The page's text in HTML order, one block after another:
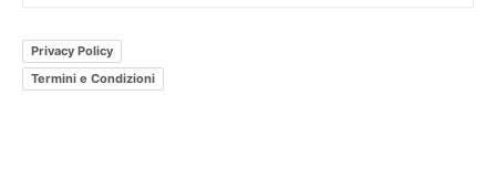
Privacy Policy
Termini e Condizioni